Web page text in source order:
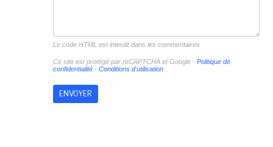
Le code HTML est interdit dans les commentaires
Ce site est protégé par reCAPTCHA et Google - Politique de
confidentialité- Conditions d'utilisation